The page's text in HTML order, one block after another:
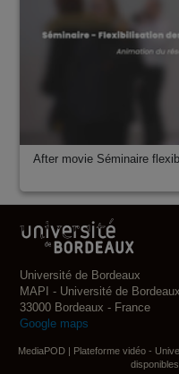
After movie Séminaire
Université de Bordeaux
MAPI - Université de Bordeaux
33000 Bordeaux - France
Google maps
MediaPOD | Plateforme vidéo -